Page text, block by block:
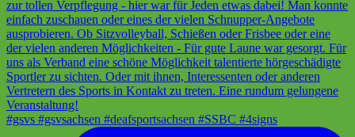
#gsvs #gsvsachsen #deafsportsachsen #SSBC #4signs